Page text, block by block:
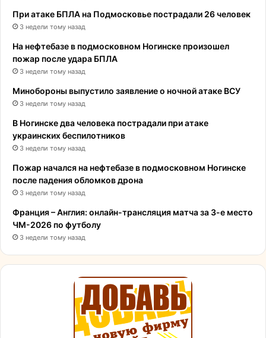
При атаке БПЛА на Подмосковье пострадали 26 человек
3 недели тому назад
На нефтебазе в подмосковном Ногинске произошел
пожар после удара БПЛА
3 недели тому назад
Минобороны выпустило заявление о ночной атаке ВСУ
3 недели тому назад
В Ногинске два человека пострадали при атаке
украинских беспилотников
3 недели тому назад
Пожар начался на нефтебазе в подмосковном Ногинске
после падения обломков дрона
3 недели тому назад
Франция – Англия: онлайн-трансляция матча за 3-е место
ЧМ-2026 по футболу
3 недели тому назад